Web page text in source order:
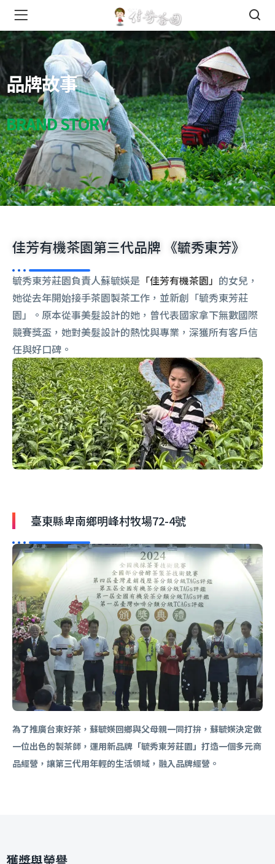
)
)
品牌故事
BRAND STORY
佳芳有機茶園第三代品牌 《毓秀東芳》
毓秀東芳莊園負責人蘇毓媖是 「佳芳有機茶園」 的女兒，
她從去年開始接手茶園製茶工作，並新創「毓秀東芳莊
園」。原本從事美髮設計的她，曾代表國家拿下無數國際
競賽獎盃，她對美髮設計的熱忱與專業，深獲所有客戶信
任與好口碑。
臺東縣卑南鄉明峰村牧場72-4號
為了推廣台東好茶，蘇毓媖回鄉與父母親一同打拚，蘇毓媖決定做
一位出色的製茶師，運用新品牌「毓秀東芳莊園」打造一個多元商
品經營，讓第三代用年輕的生活領域，融入品牌經營。
獲獎與榮譽